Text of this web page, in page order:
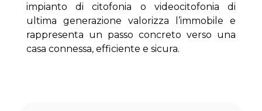
impianto di citofonia o videocitofonia di
ultima generazione valorizza l’immobile e
rappresenta un passo concreto verso una
casa connessa, efficiente e sicura.